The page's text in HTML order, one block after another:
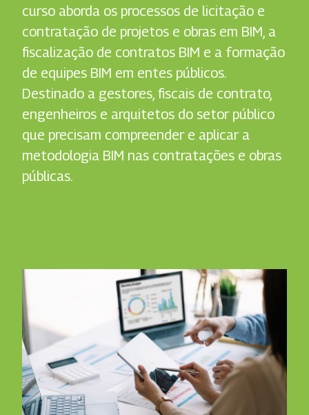
curso aborda os processos de licitação e
contratação de projetos e obras em BIM, a
fiscalização de contratos BIM e a formação
de equipes BIM em entes públicos.
Destinado a gestores, fiscais de contrato,
engenheiros e arquitetos do setor público
que precisam compreender e aplicar a
metodologia BIM nas contratações e obras
públicas.